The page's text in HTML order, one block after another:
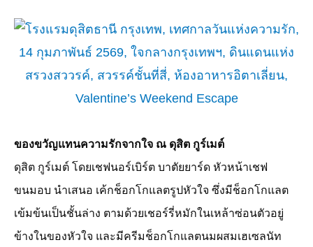
ของขวัญแทนความรักจากใจ ณ ดุสิต กูร์เมต์
ดุสิต กูร์เมต์ โดยเชฟนอร์เบิร์ต บาตัยยาร์ด หัวหน้าเชฟ
ขนมอบ นำเสนอ เค้กช็อกโกแลตรูปหัวใจ ซึ่งมีช็อกโกแลต
เข้มข้นเป็นชั้นล่าง ตามด้วยเชอร์รี่หมักในเหล้าซ่อนตัวอยู่
ข้างในของหัวใจ และมีครีมช็อกโกแลตนมผสมเฮเซลนัท